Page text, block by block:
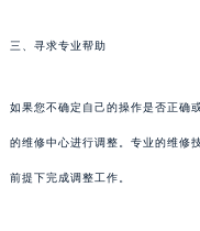
三、寻求专业帮助
如果您不确定自己的操作是否正确
的维修中心进行调整。专业的维修
前提下完成调整工作。